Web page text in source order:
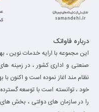
درباره فاواتک
این مجموعه با ارایه خدمات نوین ،
صنعتی و اداری کشور ، در زمینه
نظام مند اغاز نموده است و اکنون
خود ، توانسته است با توسعه
را در سازمان های دولتی ، بخش